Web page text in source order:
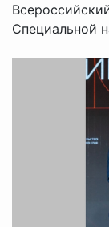
Специальной